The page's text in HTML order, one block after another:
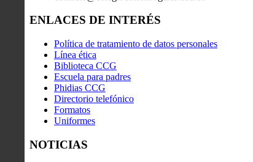
ENLACES DE INTERÉS
Política de tratamiento de datos personales
Línea ética
Biblioteca CCG
Escuela para padres
Phidias CCG
Directorio telefónico
Formatos
Uniformes
NOTICIAS